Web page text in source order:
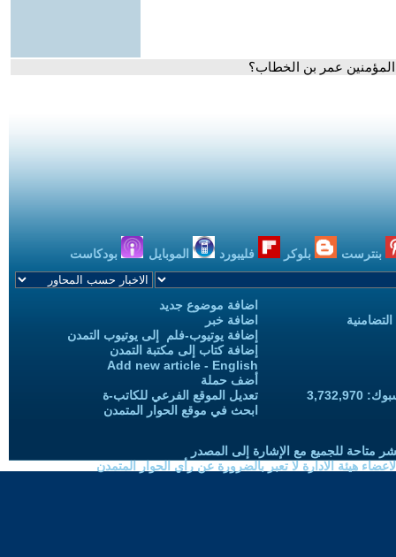
عمر بن الخطاب؟
بنترست بلوكر فليبورد الموبايل بودكاست
اضافة موضوع جديد
اضافة خبر
إضافة يوتيوب-فلم إلى يوتيوب التمدن
إضافة كتاب إلى مكتبة التمدن
Add new article - English
أضف حملة
تعديل الموقع الفرعي للكاتب-ة
ابحث في موقع الحوار المتمدن
متاحة للجميع مع الإشارة إلى المصدر
هيئة الادارة لا تعبر بالضرورة عن رأي الحوار المتمدن